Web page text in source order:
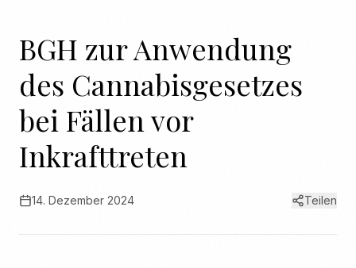
BGH zur Anwendung
des Cannabisgesetzes
bei Fällen vor
Inkrafttreten
14. Dezember 2024 Teilen